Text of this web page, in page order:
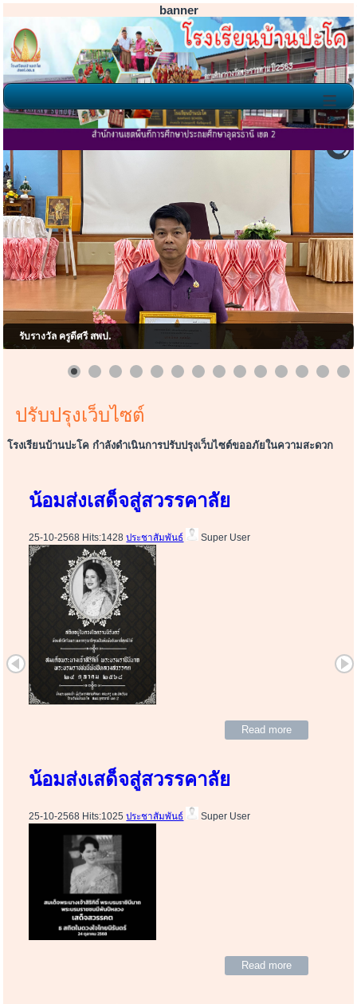
banner
≡
โรงเรียนบ้านปะโค ยินดีต้อนรั
รับรางวัล ครูดีศรี สพป.
ปรับปรุงเว็บไซต์
โรงเรียนบ้านปะโค กำลังดำเนินการปรับปรุงเว็บไซต์ขออภัยในความสะดวก
น้อมส่งเสด็จสู่สวรรคาลัย
25-10-2568 Hits:1428ประชาสัมพันธ์ Super User
Read more
น้อมส่งเสด็จสู่สวรรคาลัย
25-10-2568 Hits:1025ประชาสัมพันธ์ Super User
Read more